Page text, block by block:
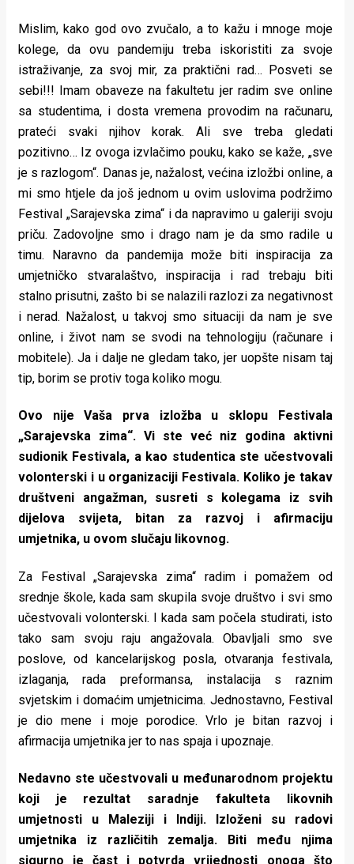
Mislim, kako god ovo zvučalo, a to kažu i mnoge moje
kolege, da ovu pandemiju treba iskoristiti za svoje
istraživanje, za svoj mir, za praktični rad… Posveti se
sebi!!! Imam obaveze na fakultetu jer radim sve online
sa studentima, i dosta vremena provodim na računaru,
prateći svaki njihov korak. Ali sve treba gledati
pozitivno… Iz ovoga izvlačimo pouku, kako se kaže, „sve
je s razlogom“. Danas je, nažalost, većina izložbi online, a
mi smo htjele da još jednom u ovim uslovima podržimo
Festival „Sarajevska zima“ i da napravimo u galeriji svoju
priču. Zadovoljne smo i drago nam je da smo radile u
timu. Naravno da pandemija može biti inspiracija za
umjetničko stvaralaštvo, inspiracija i rad trebaju biti
stalno prisutni, zašto bi se nalazili razlozi za negativnost
i nerad. Nažalost, u takvoj smo situaciji da nam je sve
online, i život nam se svodi na tehnologiju (računare i
mobitele). Ja i dalje ne gledam tako, jer uopšte nisam taj
tip, borim se protiv toga koliko mogu.
Ovo nije Vaša prva izložba u sklopu Festivala
„Sarajevska zima“. Vi ste već niz godina aktivni
sudionik Festivala, a kao studentica ste učestvovali
volonterski i u organizaciji Festivala. Koliko je takav
društveni angažman, susreti s kolegama iz svih
dijelova svijeta, bitan za razvoj i afirmaciju
umjetnika, u ovom slučaju likovnog.
Za Festival „Sarajevska zima“ radim i pomažem od
srednje škole, kada sam skupila svoje društvo i svi smo
učestvovali volonterski. I kada sam počela studirati, isto
tako sam svoju raju angažovala. Obavljali smo sve
poslove, od kancelarijskog posla, otvaranja festivala,
izlaganja, rada preformansa, instalacija s raznim
svjetskim i domaćim umjetnicima. Jednostavno, Festival
je dio mene i moje porodice. Vrlo je bitan razvoj i
afirmacija umjetnika jer to nas spaja i upoznaje.
Nedavno ste učestvovali u međunarodnom projektu
koji je rezultat saradnje fakulteta likovnih
umjetnosti u Maleziji i Indiji. Izloženi su radovi
umjetnika iz različitih zemalja. Biti među njima
sigurno je čast i potvrda vrijednosti onoga što